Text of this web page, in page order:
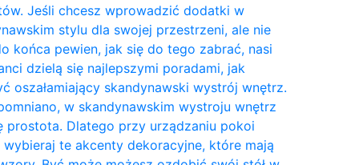
Jeśli chcesz wprowadzić dodatki w
stylu dla swojej przestrzeni, ale nie
końca pewien, jak się do tego zabrać, nasi
dzielą się najlepszymi poradami, jak
oszałamiający skandynawski wystrój wnętrz.
w skandynawskim wystroju wnętrz
prostota. Dlatego przy urządzaniu pokoi
wybieraj te akcenty dekoracyjne, które mają